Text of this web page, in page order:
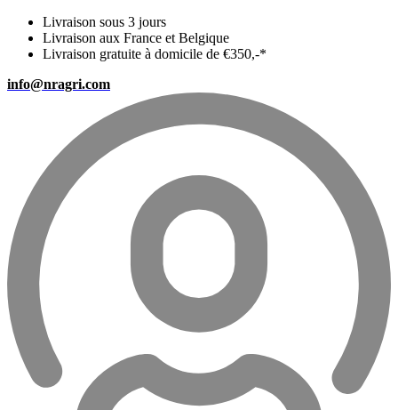
Livraison sous 3 jours
Livraison aux France et Belgique
Livraison gratuite à domicile de €350,-*
info@nragri.com